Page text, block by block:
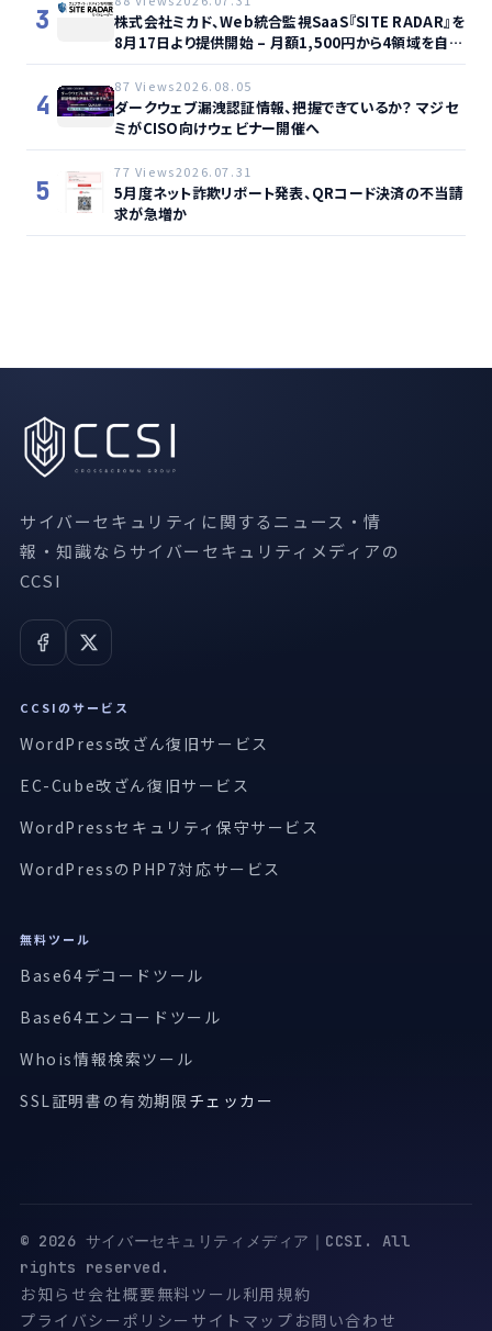
3
株式会社ミカド、Web統合監視SaaS『SITE RADAR』を
8月17日より提供開始 – 月額1,500円から4領域を自動
監視、動的サイト…
4
87 Views2026.08.05
ダークウェブ漏洩認証情報、把握できているか？ マジセ
ミがCISO向けウェビナー開催へ
5
77 Views2026.07.31
5月度ネット詐欺リポート発表、QRコード決済の不当請
求が急増か
サイバーセキュリティに関するニュース・情
報・知識ならサイバーセキュリティメディアの
CCSI
CCSIのサービス
WordPress改ざん復旧サービス
EC-Cube改ざん復旧サービス
WordPressセキュリティ保守サービス
WordPressのPHP7対応サービス
無料ツール
Base64デコードツール
Base64エンコードツール
Whois情報検索ツール
SSL証明書の有効期限 チェッカー
© 2026 サイバーセキュリティメディア｜CCSI. All
rights reserved.
お知らせ会社概要無料ツール利用規約
プライバシーポリシー サイトマップ お問い合わせ